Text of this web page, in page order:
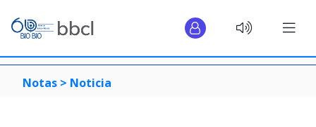
Notas > Noticia